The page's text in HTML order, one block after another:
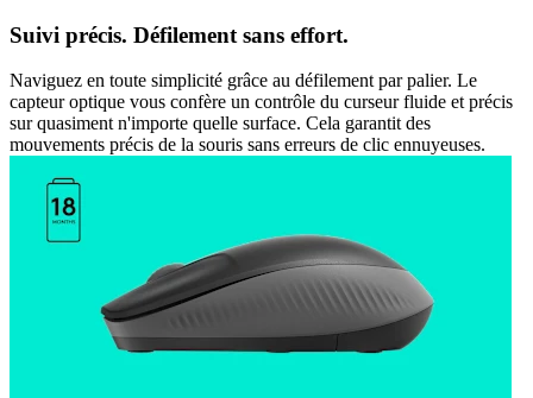
Suivi précis. Défilement sans effort.
Naviguez en toute simplicité grâce au défilement par palier. Le
capteur optique vous confère un contrôle du curseur fluide et précis
sur quasiment n'importe quelle surface. Cela garantit des
mouvements précis de la souris sans erreurs de clic ennuyeuses.